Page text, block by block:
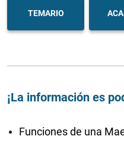
TEMARIO
¡La información es
Funciones de una